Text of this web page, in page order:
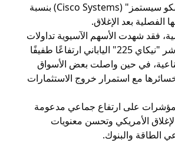
كما ارتفع سهم "سيسكو سيستمز" (Cisco Systems) بنسبة
فقد شهدت الأسهم الآسيوية تداولات
حذرة، حيث سجل مؤشر "نيكاي 225" الياباني ارتفاعًا طفيفًا
في حين واصلت بعض الأسواق
مع استمرار خروج الاستثمارات
على ارتفاع جماعي مدعومة
الأمريكي وتحسن معنويات
الطاقة والبنوك.